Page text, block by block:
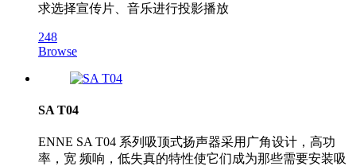
求选择宣传片、音乐进行投影播放
248
Browse
SA T04
ENNE SA T04 系列吸顶式扬声器采用广角设计，高功
率，宽 频响，低失真的特性使它们成为那些需要安装吸